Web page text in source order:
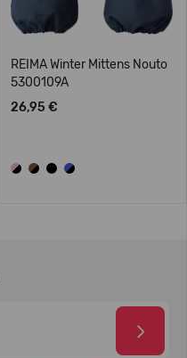
REIMA Winter Mittens Nouto
5300109A
26,95 €